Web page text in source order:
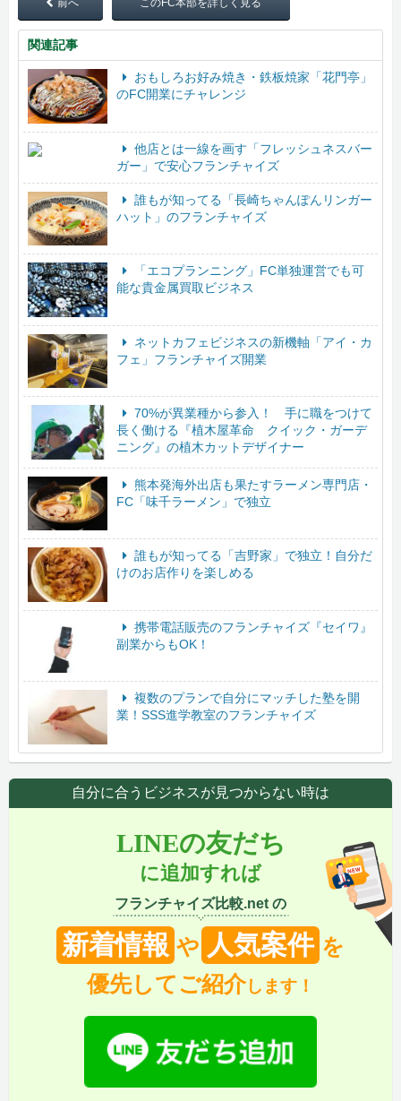
前へ このFC本部を詳しく見る
関連記事
おもしろお好み焼き・鉄板焼家「花門亭」
のFC開業にチャレンジ
他店とは一線を画す「フレッシュネスバー
ガー」で安心フランチャイズ
誰もが知ってる「長崎ちゃんぽんリンガー
ハット」のフランチャイズ
「エコプランニング」FC単独運営でも可
能な貴金属買取ビジネス
ネットカフェビジネスの新機軸「アイ・カ
フェ」フランチャイズ開業
70%が異業種から参入！ 手に職をつけて
長く働ける『植木屋革命 クイック・ガーデ
ニング』の植木カットデザイナー
熊本発海外出店も果たすラーメン専門店・
FC「味千ラーメン」で独立
誰もが知ってる「吉野家」で独立！自分だ
けのお店作りを楽しめる
携帯電話販売のフランチャイズ『セイワ』
副業からもOK！
複数のプランで自分にマッチした塾を開
業！SSS進学教室のフランチャイズ
自分に合うビジネスが見つからない時は
LINEの友だち
に追加すれば
フランチャイズ比較.net の
新着情報 や 人気案件 を
優先してご紹介します！